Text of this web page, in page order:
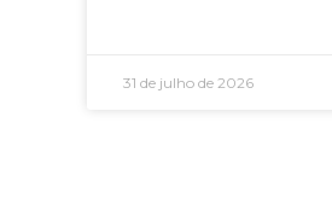
31 de julho de 2026